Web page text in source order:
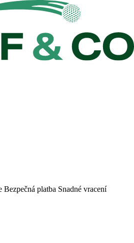
Bezpečná platba Snadné vracení